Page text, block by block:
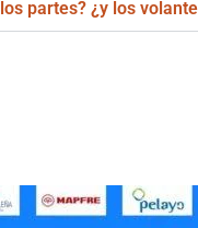
partes? ¿y los